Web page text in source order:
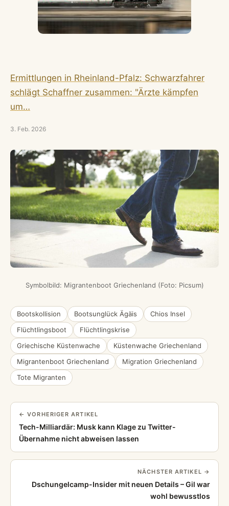
Ermittlungen in Rheinland-Pfalz: Schwarzfahrer
schlägt Schaffner zusammen: "Ärzte kämpfen
um…
3. Feb. 2026
Symbolbild: Migrantenboot Griechenland (Foto: Picsum)
Bootskollision Bootsunglück Ägäis
Chios Insel
Flüchtlingsboot
Flüchtlingskrise
Griechische Küstenwache
Küstenwache Griechenland
Migrantenboot Griechenland
Migration Griechenland
Tote Migranten
← VORHERIGER ARTIKEL
Tech-Milliardär: Musk kann Klage zu Twitter-
Übernahme nicht abweisen lassen
NÄCHSTER ARTIKEL →
Dschungelcamp-Insider mit neuen Details – Gil war
wohl bewusstlos